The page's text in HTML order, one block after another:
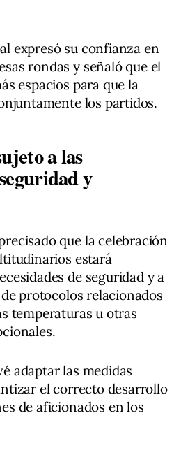
expresó su confianza en
rondas y señaló que el
espacios para que la
los partidos.
a las
y
que la celebración
estará
de seguridad y a
protocolos relacionados
temperaturas u otras
adaptar las medidas
el correcto desarrollo
de aficionados en los